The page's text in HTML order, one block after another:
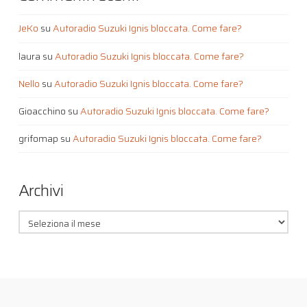
JeKo suAutoradio Suzuki Ignis bloccata. Come fare?
laura suAutoradio Suzuki Ignis bloccata. Come fare?
Nello suAutoradio Suzuki Ignis bloccata. Come fare?
Gioacchino suAutoradio Suzuki Ignis bloccata. Come fare?
grifomap suAutoradio Suzuki Ignis bloccata. Come fare?
Archivi
Archivi